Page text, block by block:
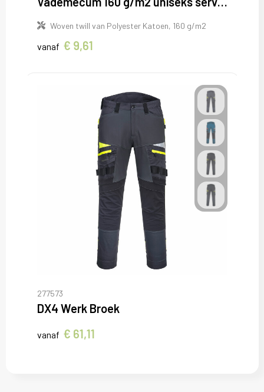
Woven twill van Polyester Katoen, 160 g/m2
vanaf € 9,61
277573
DX4 Werk Broek
vanaf € 61,11